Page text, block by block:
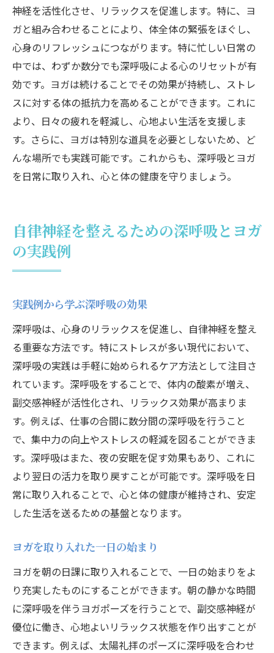
神経を活性化させ、リラックスを促進します。特に、ヨ
ガと組み合わせることにより、体全体の緊張をほぐし、
心身のリフレッシュにつながります。特に忙しい日常の
中では、わずか数分でも深呼吸による心のリセットが有
効です。ヨガは続けることでその効果が持続し、ストレ
スに対する体の抵抗力を高めることができます。これに
より、日々の疲れを軽減し、心地よい生活を支援しま
す。さらに、ヨガは特別な道具を必要としないため、ど
んな場所でも実践可能です。これからも、深呼吸とヨガ
を日常に取り入れ、心と体の健康を守りましょう。
自律神経を整えるための深呼吸とヨガ
の実践例
実践例から学ぶ深呼吸の効果
深呼吸は、心身のリラックスを促進し、自律神経を整え
る重要な方法です。特にストレスが多い現代において、
深呼吸の実践は手軽に始められるケア方法として注目さ
れています。深呼吸をすることで、体内の酸素が増え、
副交感神経が活性化され、リラックス効果が高まりま
す。例えば、仕事の合間に数分間の深呼吸を行うこと
で、集中力の向上やストレスの軽減を図ることができま
す。深呼吸はまた、夜の安眠を促す効果もあり、これに
より翌日の活力を取り戻すことが可能です。深呼吸を日
常に取り入れることで、心と体の健康が維持され、安定
した生活を送るための基盤となります。
ヨガを取り入れた一日の始まり
ヨガを朝の日課に取り入れることで、一日の始まりをよ
り充実したものにすることができます。朝の静かな時間
に深呼吸を伴うヨガポーズを行うことで、副交感神経が
優位に働き、心地よいリラックス状態を作り出すことが
できます。例えば、太陽礼拝のポーズに深呼吸を合わせ